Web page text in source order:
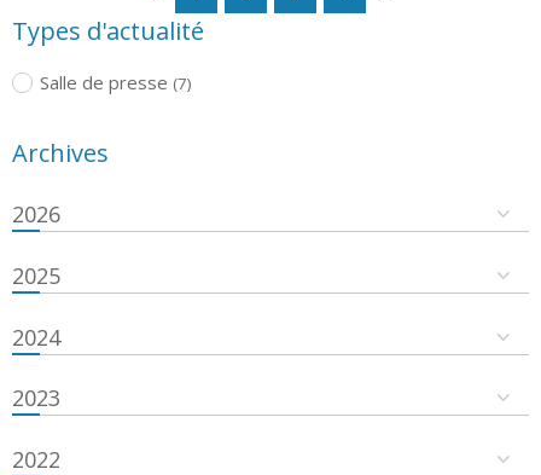
Types d'actualité
Salle de presse (7)
Archives
2026
2025
2024
2023
2022